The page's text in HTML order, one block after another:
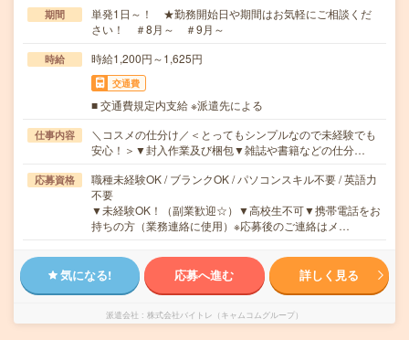
期間
単発1日～！ ★勤務開始日や期間はお気軽にご相談くだ
さい！ ＃8月～ ＃9月～
時給 時給1,200円～1,625円
交通費
■ 交通費規定内支給 ※派遣先による
仕事内容
＼コスメの仕分け／＜とってもシンプルなので未経験でも
安心！＞▼封入作業及び梱包▼雑誌や書籍などの仕分…
応募資格
職種未経験OK / ブランクOK / パソコンスキル不要 / 英語力
不要
▼未経験OK！（副業歓迎☆）▼高校生不可▼携帯電話をお
持ちの方（業務連絡に使用）※応募後のご連絡はメ…
気になる! 応募へ進む 詳しく見る
派遣会社 株式会社バイトレ（キャムコムグループ）